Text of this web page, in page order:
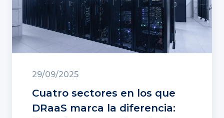
29/09/2025
Cuatro sectores en los que
DRaaS marca la diferencia: